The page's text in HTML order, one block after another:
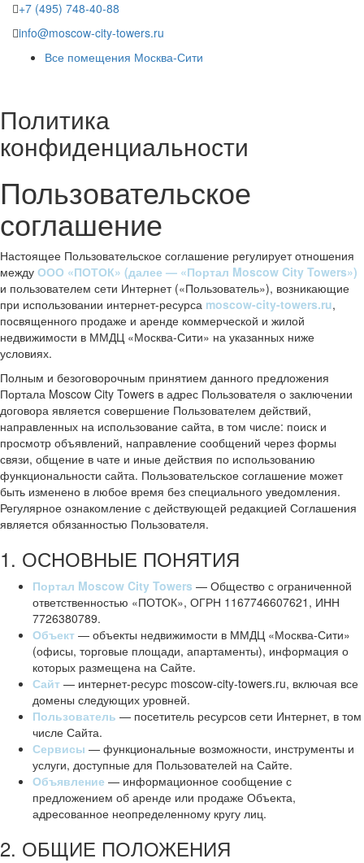
+7 (495) 748-40-88
info@moscow-city-towers.ru
Все помещения Москва-Сити
Политика
конфиденциальности
Пользовательское
соглашение
Настоящее Пользовательское соглашение регулирует отношения
между ООО «ПОТОК» (далее — «Портал Moscow City Towers»)
и пользователем сети Интернет («Пользователь»), возникающие
при использовании интернет-ресурса moscow-city-towers.ru,
посвященного продаже и аренде коммерческой и жилой
недвижимости в ММДЦ «Москва-Сити» на указанных ниже
условиях.
Полным и безоговорочным принятием данного предложения
Портала Moscow City Towers в адрес Пользователя о заключении
договора является совершение Пользователем действий,
направленных на использование сайта, в том числе: поиск и
просмотр объявлений, направление сообщений через формы
связи, общение в чате и иные действия по использованию
функциональности сайта. Пользовательское соглашение может
быть изменено в любое время без специального уведомления.
Регулярное ознакомление с действующей редакцией Соглашения
является обязанностью Пользователя.
1. ОСНОВНЫЕ ПОНЯТИЯ
Портал Moscow City Towers — Общество с ограниченной
ответственностью «ПОТОК», ОГРН 1167746607621, ИНН
7726380789.
Объект — объекты недвижимости в ММДЦ «Москва-Сити»
(офисы, торговые площади, апартаменты), информация о
которых размещена на Сайте.
Сайт — интернет-ресурс moscow-city-towers.ru, включая все
домены следующих уровней.
Пользователь — посетитель ресурсов сети Интернет, в том
числе Сайта.
Сервисы — функциональные возможности, инструменты и
услуги, доступные для Пользователей на Сайте.
Объявление — информационное сообщение с
предложением об аренде или продаже Объекта,
адресованное неопределенному кругу лиц.
2. ОБЩИЕ ПОЛОЖЕНИЯ